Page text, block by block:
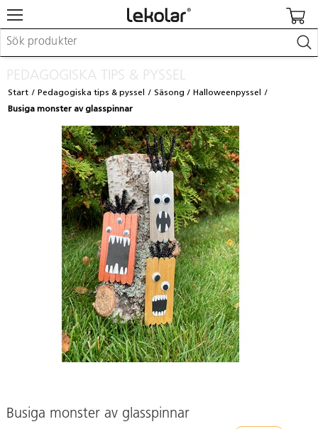
Möbler & inredning
Skapa
Leka
Barnvagnar & småbarnsartiklar
Skolförbrukning & kontorsmaterial
Logga in / Registrera dig
Hitta din säljare
Kontakta Lekolar
PEDAGOGISKA TIPS & PYSSEL
Start Pedagogiska tips & pyssel Säsong
Halloweenpyssel
Busiga monster av glasspinnar
Busiga monster av glasspinnar